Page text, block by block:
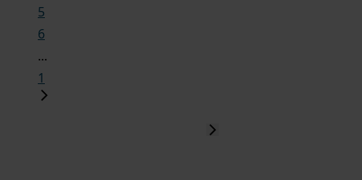
5
6
...
1